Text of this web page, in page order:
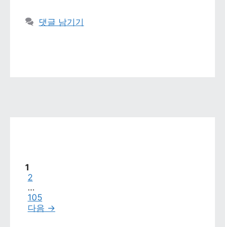
댓글 남기기
페이지
1
페이지
2
…
페이지
105
다음 →